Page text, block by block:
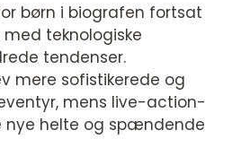
børn i biografen fortsat
teknologiske
tendenser.
mere sofistikerede og
mens live-action-
nye helte og spændende